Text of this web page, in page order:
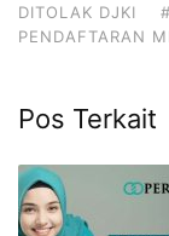
DITOLAK DJKI
PENDAFTARAN
Pos Terkait